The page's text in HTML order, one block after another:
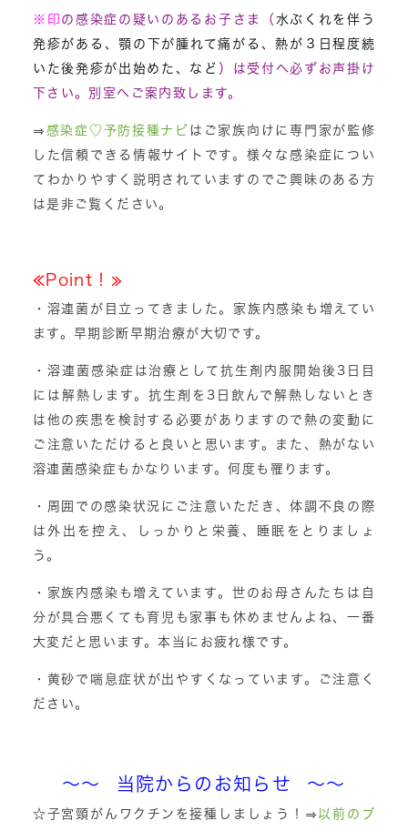
※ 印 の感染症の疑いのあるお子さま（ 水ぶくれを伴う
発疹がある、顎の下が腫れて痛がる、熱が３日程度続
いた後発疹が出始めた、など ）は受付へ必ずお声掛け
下さい。別室へご案内致します。
⇒ 感染症♡予防接種ナビ はご家族向けに専門家が監修
した信頼できる情報サイトです。様々な感染症につい
てわかりやすく説明されていますのでご興味のある方
は是非ご覧ください。
≪Point！≫
・溶連菌が目立ってきました。家族内感染も増えてい
ます。早期診断早期治療が大切です。
・溶連菌感染症は治療として抗生剤内服開始後3日目
には解熱します。抗生剤を3日飲んで解熱しないとき
は他の疾患を検討する必要がありますので熱の変動に
ご注意いただけると良いと思います。また、熱がない
溶連菌感染症もかなりいます。何度も罹ります。
・周囲での感染状況にご注意いただき、体調不良の際
は外出を控え、しっかりと栄養、睡眠をとりましょ
う。
・家族内感染も増えています。世のお母さんたちは自
分が具合悪くても育児も家事も休めませんよね、一番
大変だと思います。本当にお疲れ様です。
・黄砂で喘息症状が出やすくなっています。ご注意く
ださい。
～～ 当院からのお知らせ ～～
☆子宮頸がんワクチンを接種しましょう！⇒ 以前のブ